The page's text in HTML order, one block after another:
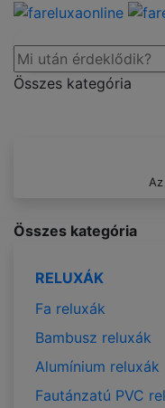
Összes kategória
Összes kategória
RELUXÁK
Fa reluxák
Bambusz reluxák
Alumínium reluxák
Fautánzatú PVC